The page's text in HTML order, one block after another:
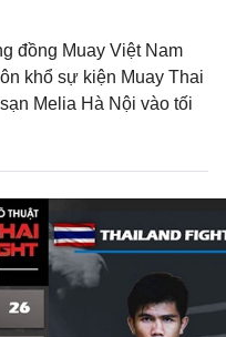
đồng Muay Việt Nam
khổ sự kiện Muay Thai
Melia Hà Nội vào tối